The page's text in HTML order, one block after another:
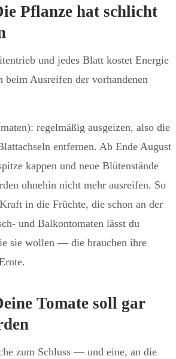
Pflanze hat schlicht
und jedes Blatt kostet Energie
Ausreifen der vorhandenen
regelmäßig ausgeizen, also die
entfernen. Ab Ende August
kappen und neue Blütenstände
ohnehin nicht mehr ausreifen. So
in die Früchte, die schon an der
und Balkontomaten lässt du
sie wollen — die brauchen ihre
Tomate soll gar
zum Schluss — und eine, an die